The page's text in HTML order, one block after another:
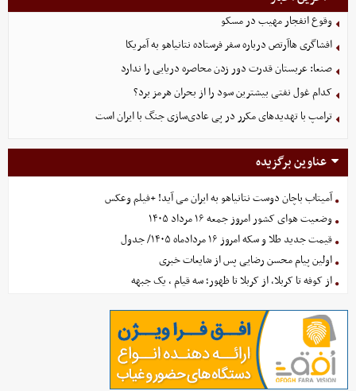
وقوع انفجار مهیب در مسکو
افشاگری هاآرتص درباره سفر فرستاده نتانیاهو به آمریکا
صنعا: عربستان قدرت دور زدن محاصره دریایی را ندارد
کدام غول نفتی بیشترین سود را از بحران هرمز برد؟
ترامپ با تهدیدهای مکرر در پی عادی‌سازی جنگ با ایران است
عناوین برگزیده
آمیتاب باچان دوست نتانیاهو به ایران می آید! +فیلم وعکس
وضعیت هوای کشور امروز جمعه ۱۶ مرداد ۱۴۰۵
قیمت جدید طلا و سکه امروز ۱۶ مردادماه ۱۴۰۵/ جدول
اولین پیام محسن رضایی پس از شایعات خبری
از کوفه تا کربلا، از کربلا تا ظهور؛ سه قیام ، یک جبهه